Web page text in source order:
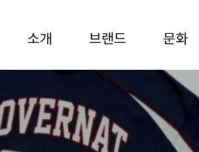
소개 브랜드 문화